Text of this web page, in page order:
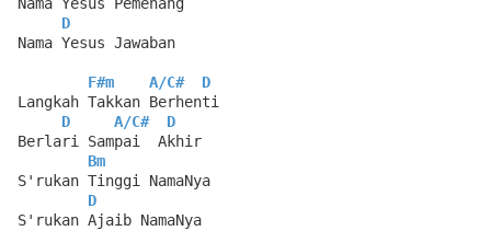
D
Nama Yesus Jawaban
F#m A/C#
D
Langkah Takkan Berhenti
D
A/C#
D
Berlari Sampai  Akhir
Bm
S'rukan Tinggi NamaNya
D
S'rukan Ajaib NamaNya